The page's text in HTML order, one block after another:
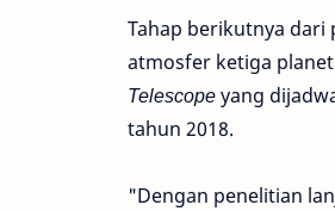
Tahap berikutnya
atmosfer ketiga
Telescopeyang
tahun 2018.
"Dengan penelitian